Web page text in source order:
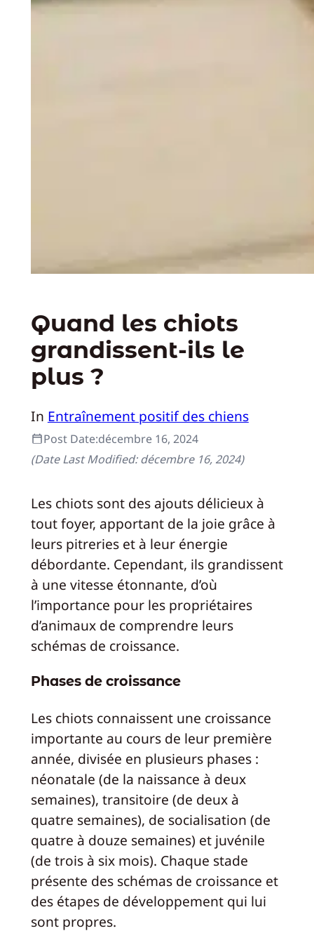
Quand les chiots
grandissent-ils le
plus ?
In Entraînement positif des chiens
Post Date:décembre 16, 2024
(Date Last Modified:décembre 16, 2024)
Les chiots sont des ajouts délicieux à
tout foyer, apportant de la joie grâce à
leurs pitreries et à leur énergie
débordante. Cependant, ils grandissent
à une vitesse étonnante, d’où
l’importance pour les propriétaires
d’animaux de comprendre leurs
schémas de croissance.
Phases de croissance
Les chiots connaissent une croissance
importante au cours de leur première
année, divisée en plusieurs phases :
néonatale (de la naissance à deux
semaines), transitoire (de deux à
quatre semaines), de socialisation (de
quatre à douze semaines) et juvénile
(de trois à six mois). Chaque stade
présente des schémas de croissance et
des étapes de développement qui lui
sont propres.